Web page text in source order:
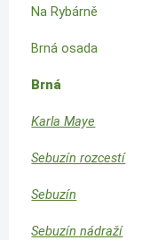
Na Rybárně
Brná osada
Brná
Karla Maye
Sebuzín rozcestí
Sebuzín
Sebuzín nádraží